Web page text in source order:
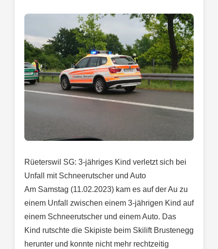
Rüeterswil SG: 3-jähriges Kind verletzt sich bei
Unfall mit Schneerutscher und Auto
Am Samstag (11.02.2023) kam es auf der Au zu
einem Unfall zwischen einem 3-jährigen Kind auf
einem Schneerutscher und einem Auto. Das
Kind rutschte die Skipiste beim Skilift Brustenegg
herunter und konnte nicht mehr rechtzeitig